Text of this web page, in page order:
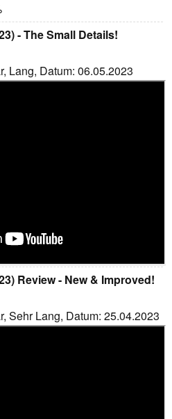
- The Small Details!
Lang, Datum: 06.05.2023
Review - New & Improved!
Sehr Lang, Datum: 25.04.2023